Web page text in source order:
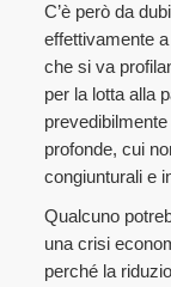
C’è però da
effettivamente
che si va
per la lotta alla
profonde, cui
congiunturali e
Qualcuno
una crisi
perché la